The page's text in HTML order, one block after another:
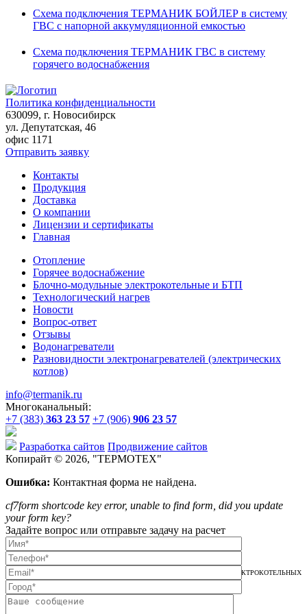
ПРОИЗВОДИТЕЛЬ ПРОМЫШЛЕННЫХ ИНДУКЦИОННЫХ КОТЛОВ И ЭЛЕКТРОКОТЕЛЬНЫХ
ДЛЯ ОТОПЛЕНИЯ И ГВС
Схема подключения ТЕРМАНИК БОЙЛЕР в систему
ГВС с напорной аккумуляционной емкостью
Схема подключения ТЕРМАНИК ГВС в систему
горячего водоснабжения
Политика конфиденциальности
630099, г. Новосибирск
ул. Депутатская, 46
офис 1171
Отправить заявку
Контакты
Продукция
Доставка
О компании
Лицензии и сертификаты
Главная
Отопление
Горячее водоснабжение
Блочно-модульные электрокотельные и БТП
Технологический нагрев
Новости
Вопрос-ответ
Отзывы
Водонагреватели
Разновидности электронагревателей (электрических
котлов)
info@termanik.ru
Многоканальный:
+7 (383) 363 23 57 +7 (906) 906 23 57
Разработка сайтов Продвижение сайтов
Копирайт © 2026, "ТЕРМОТЕХ"
Ошибка: Контактная форма не найдена.
cf7form shortcode key error, unable to find form, did you update
your form key?
Задайте вопрос или отправьте задачу на расчет